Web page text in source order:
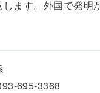
ます。外国で発明
695-3368